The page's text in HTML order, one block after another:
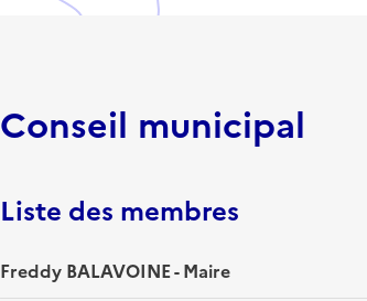
Conseil municipal
Liste des membres
Freddy BALAVOINE - Maire